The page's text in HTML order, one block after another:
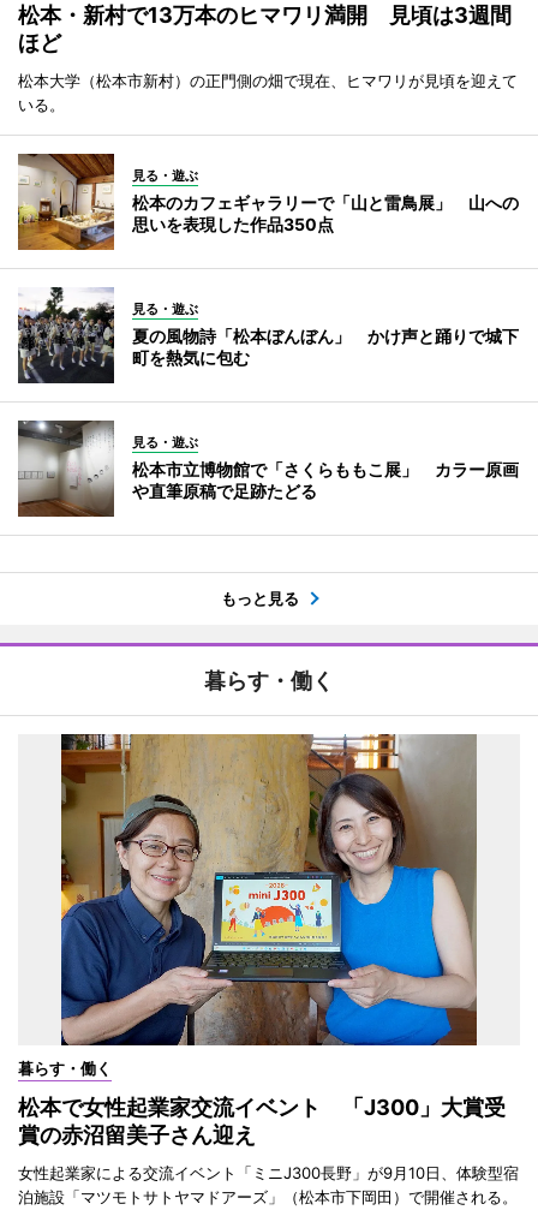
松本・新村で13万本のヒマワリ満開 見頃は3週間
ほど
松本大学（松本市新村）の正門側の畑で現在、ヒマワリが見頃を迎えて
いる。
見る・遊ぶ
松本のカフェギャラリーで「山と雷鳥展」 山への
思いを表現した作品350点
見る・遊ぶ
夏の風物詩「松本ぼんぼん」 かけ声と踊りで城下
町を熱気に包む
見る・遊ぶ
松本市立博物館で「さくらももこ展」 カラー原画
や直筆原稿で足跡たどる
もっと見る
暮らす・働く
暮らす・働く
松本で女性起業家交流イベント 「J300」大賞受
賞の赤沼留美子さん迎え
女性起業家による交流イベント「ミニJ300長野」が9月10日、体験型宿
泊施設「マツモトサトヤマドアーズ」（松本市下岡田）で開催される。